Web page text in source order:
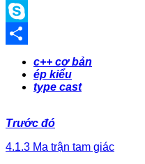
LinkedIn
Skype
c++ cơ bản
ép kiểu
type cast
Trước đó
4.1.3 Ma trận tam giác